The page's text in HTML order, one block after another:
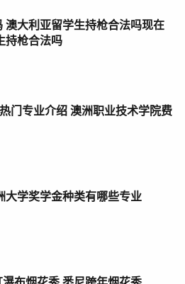
澳大利亚留学生持枪合法吗现在
持枪合法吗
门专业介绍 澳洲职业技术学院费
大学奖学金种类有哪些专业